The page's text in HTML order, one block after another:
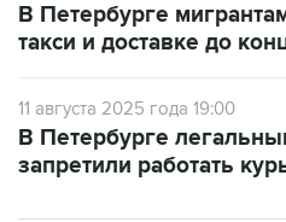
В Петербурге
такси и доставке до
11 августа 2025 года 19:00
В Петербурге
запретили работать